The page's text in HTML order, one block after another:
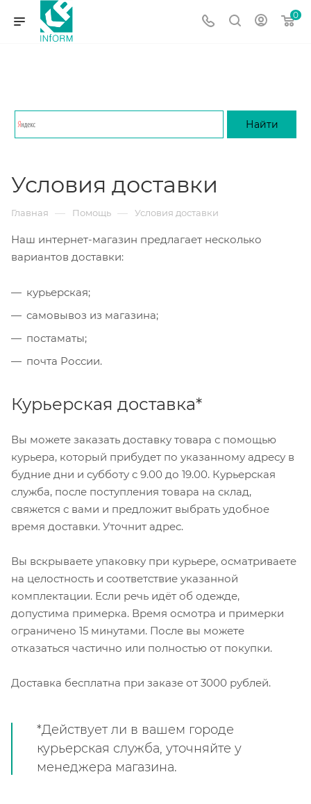
0
Условия доставки
Главная — Помощь — Условия доставки
Наш интернет-магазин предлагает несколько
вариантов доставки:
курьерская;
самовывоз из магазина;
постаматы;
почта России.
Курьерская доставка*
Вы можете заказать доставку товара с помощью
курьера, который прибудет по указанному адресу в
будние дни и субботу с 9.00 до 19.00. Курьерская
служба, после поступления товара на склад,
свяжется с вами и предложит выбрать удобное
время доставки. Уточнит адрес.
Вы вскрываете упаковку при курьере, осматриваете
на целостность и соответствие указанной
комплектации. Если речь идёт об одежде,
допустима примерка. Время осмотра и примерки
ограничено 15 минутами. После вы можете
отказаться частично или полностью от покупки.
Доставка бесплатна при заказе от 3000 рублей.
*Действует ли в вашем городе
курьерская служба, уточняйте у
менеджера магазина.